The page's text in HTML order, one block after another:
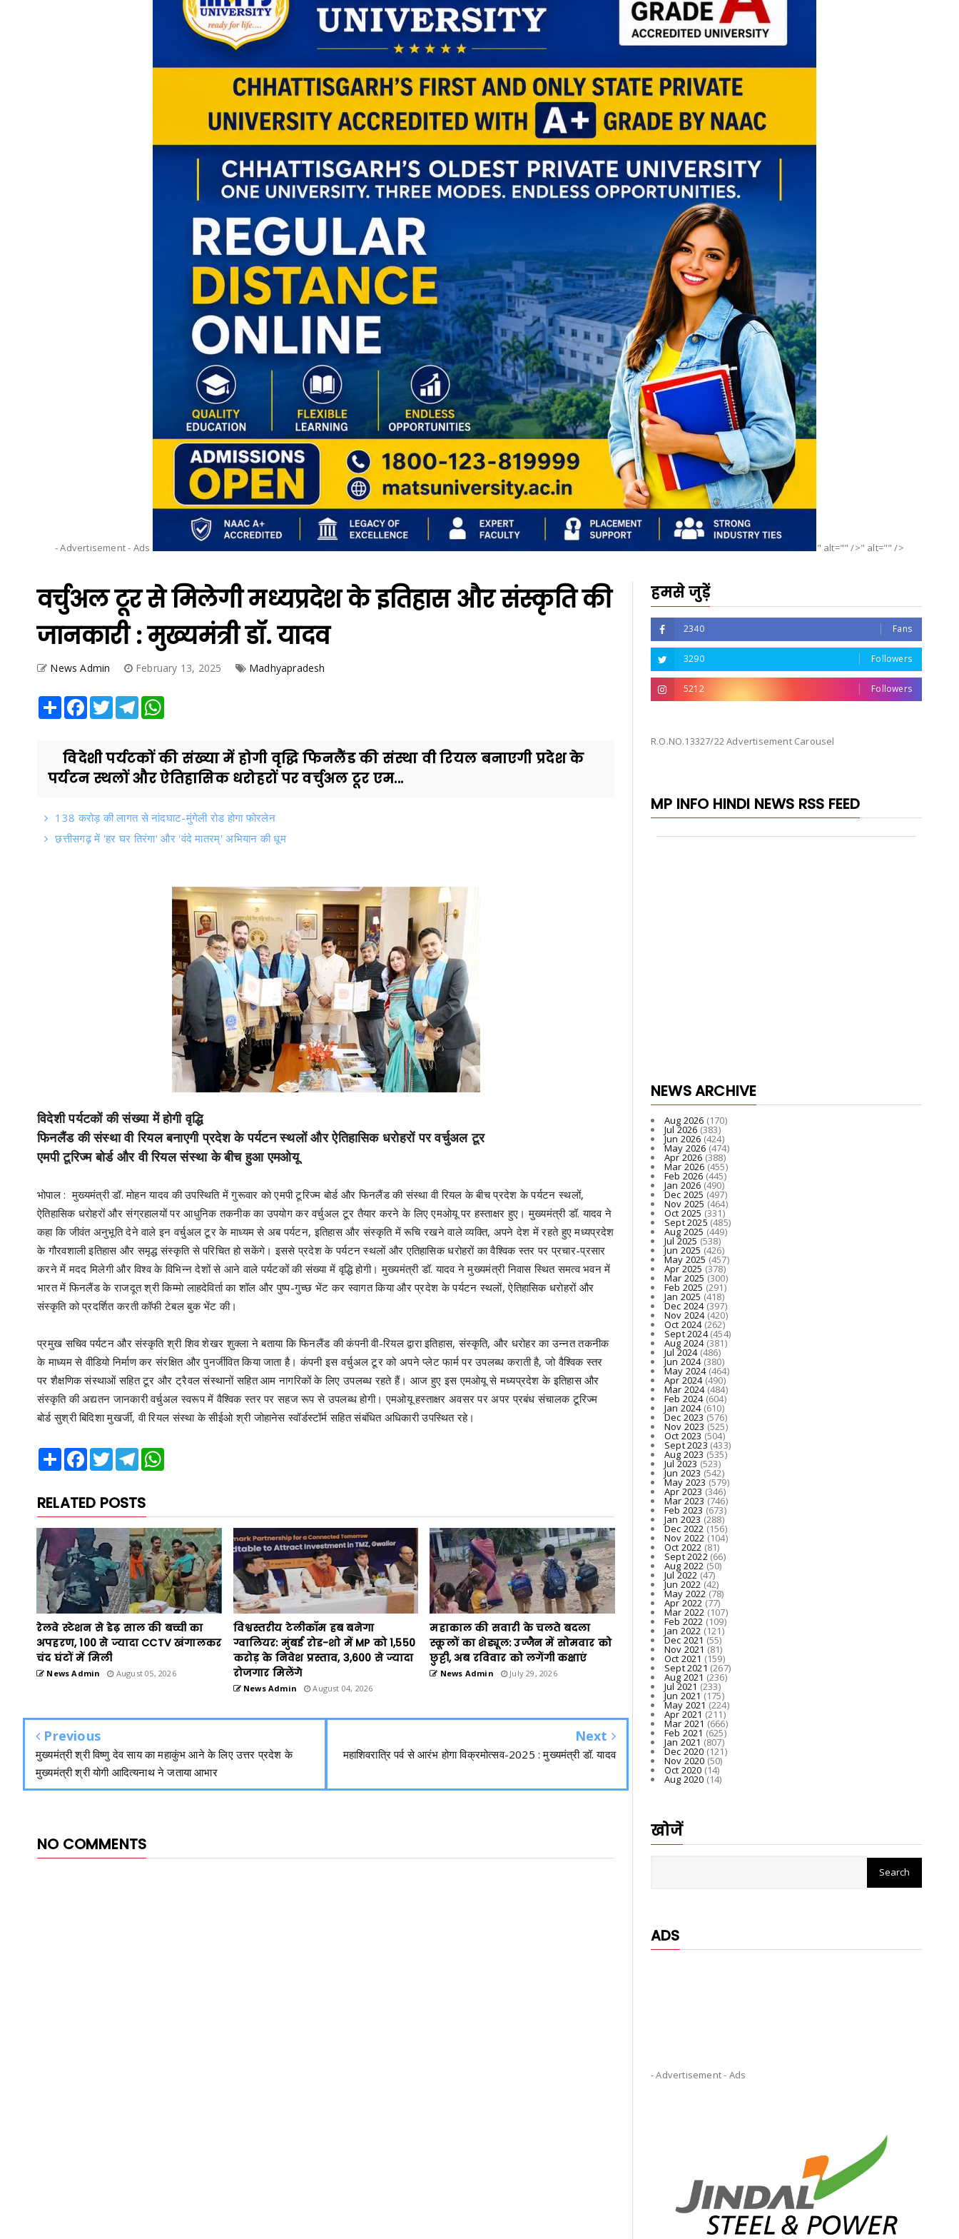
- Advertisement - Ads " alt="" />" alt="" />
वर्चुअल टूर से मिलेगी मध्यप्रदेश के इतिहास और संस्कृति की
जानकारी : मुख्यमंत्री डॉ. यादव
News Admin February 13, 2025 Madhyapradesh
Share Facebook
TwitterTelegram
विदेशी पर्यटकों की संख्या में होगी वृद्धि फिनलैंड की संस्था वी रियल बनाएगी प्रदेश के
पर्यटन स्थलों और ऐतिहासिक धरोहरों पर वर्चुअल टूर एम...
138 करोड़ की लागत से नांदघाट-मुंगेली रोड होगा फोरलेन
छत्तीसगढ़ में 'हर घर तिरंगा' और 'वंदे मातरम्' अभियान की धूम
विदेशी पर्यटकों की संख्या में होगी वृद्धि
फिनलैंड की संस्था वी रियल बनाएगी प्रदेश के पर्यटन स्थलों और ऐतिहासिक धरोहरों पर वर्चुअल टूर
एमपी टूरिज्म बोर्ड और वी रियल संस्था के बीच हुआ एमओयू
भोपाल : मुख्यमंत्री डॉ. मोहन यादव की उपस्थिति में गुरूवार को एमपी टूरिज्म बोर्ड और फिनलैंड की संस्था वी रियल के बीच प्रदेश के पर्यटन स्थलों,
ऐतिहासिक धरोहरों और संग्रहालयों पर आधुनिक तकनीक का उपयोग कर वर्चुअल टूर तैयार करने के लिए एमओयू पर हस्ताक्षर हुए। मुख्यमंत्री डॉ. यादव ने
कहा कि जीवंत अनुभूति देने वाले इन वर्चुअल टूर के माध्यम से अब पर्यटन, इतिहास और संस्कृति में रूचि रखने वाले व्यक्ति, अपने देश में रहते हुए मध्यप्रदेश
के गौरवशाली इतिहास और समृद्ध संस्कृति से परिचित हो सकेंगे। इससे प्रदेश के पर्यटन स्थलों और एतिहासिक धरोहरों का वैश्विक स्तर पर प्रचार-प्रसार
करने में मदद मिलेगी और विश्व के विभिन्न देशों से आने वाले पर्यटकों की संख्या में वृद्धि होगी। मुख्यमंत्री डॉ. यादव ने मुख्यमंत्री निवास स्थित समत्व भवन में
भारत में फिनलैंड के राजदूत श्री किम्मो लाहदेविर्ता का शॉल और पुष्प-गुच्छ भेंट कर स्वागत किया और प्रदेश के पर्यटन स्थलों, ऐतिहासिक धरोहरों और
संस्कृति को प्रदर्शित करती कॉफी टेबल बुक भेंट की।
प्रमुख सचिव पर्यटन और संस्कृति श्री शिव शेखर शुक्ला ने बताया कि फिनलैंड की कंपनी वी-रियल द्वारा इतिहास, संस्कृति, और धरोहर का उन्नत तकनीक
के माध्यम से वीडियो निर्माण कर संरक्षित और पुनर्जीवित किया जाता है। कंपनी इस वर्चुअल टूर को अपने प्लेट फार्म पर उपलब्ध कराती है, जो वैश्विक स्तर
पर शैक्षणिक संस्थाओं सहित टूर और ट्रैवल संस्थानों सहित आम नागरिकों के लिए उपलब्ध रहते हैं। आज हुए इस एमओयू से मध्यप्रदेश के इतिहास और
संस्कृति की अद्यतन जानकारी वर्चुअल स्वरूप में वैश्विक स्तर पर सहज रूप से उपलब्ध होगी। एमओयू हस्ताक्षर अवसर पर अपर प्रबंध संचालक टूरिज्म
बोर्ड सुश्री बिदिशा मुखर्जी, वी रियल संस्था के सीईओ श्री जोहानेस स्वॉर्डस्टॉर्म सहित संबंधित अधिकारी उपस्थित रहे।
Share Facebook
TwitterTelegram
RELATED POSTS
रेलवे स्टेशन से डेढ़ साल की बच्ची का
अपहरण, 100 से ज्यादा CCTV खंगालकर
चंद घंटों में मिली
News Admin August 05, 2026
विश्वस्तरीय टेलीकॉम हब बनेगा
ग्वालियर: मुंबई रोड-शो में MP को 1,550
करोड़ के निवेश प्रस्ताव, 3,600 से ज्यादा
रोजगार मिलेंगे
News Admin August 04, 2026
महाकाल की सवारी के चलते बदला
स्कूलों का शेड्यूल: उज्जैन में सोमवार को
छुट्टी, अब रविवार को लगेंगी कक्षाएं
News Admin July 29, 2026
Previous
मुख्यमंत्री श्री विष्णु देव साय का महाकुंभ आने के लिए उत्तर प्रदेश के
मुख्यमंत्री श्री योगी आदित्यनाथ ने जताया आभार
Next
महाशिवरात्रि पर्व से आरंभ होगा विक्रमोत्सव-2025 : मुख्यमंत्री डॉ. यादव
NO COMMENTS
हमसे जुड़ें
2340 Fans
3290 Followers
5212 Followers
R.O.NO.13327/22 Advertisement Carousel
MP INFO HINDI NEWS RSS FEED
NEWS ARCHIVE
Aug 2026 (170)
Jul 2026 (383)
Jun 2026(424)
May 2026(474)
Apr 2026 (388)
Mar 2026(455)
Feb 2026 (445)
Jan 2026 (490)
Dec 2025(497)
Nov 2025 (464)
Oct 2025 (331)
Sept 2025 (485)
Aug 2025 (449)
Jul 2025 (538)
Jun 2025(426)
May 2025(457)
Apr 2025 (378)
Mar 2025 (300)
Feb 2025 (291)
Jan 2025 (418)
Dec 2024(397)
Nov 2024(420)
Oct 2024(262)
Sept 2024(454)
Aug 2024(381)
Jul 2024(486)
Jun 2024(380)
May 2024(464)
Apr 2024(490)
Mar 2024(484)
Feb 2024(604)
Jan 2024(610)
Dec 2023(576)
Nov 2023 (525)
Oct 2023 (504)
Sept 2023 (433)
Aug 2023 (535)
Jul 2023 (523)
Jun 2023(542)
May 2023(579)
Apr 2023 (346)
Mar 2023 (746)
Feb 2023 (673)
Jan 2023 (288)
Dec 2022(156)
Nov 2022 (104)
Oct 2022 (81)
Sept 2022(66)
Aug 2022 (50)
Jul 2022 (47)
Jun 2022(42)
May 2022(78)
Apr 2022 (77)
Mar 2022(107)
Feb 2022 (109)
Jan 2022 (121)
Dec 2021 (55)
Nov 2021 (81)
Oct 2021 (159)
Sept 2021 (267)
Aug 2021 (236)
Jul 2021 (233)
Jun 2021(175)
May 2021(224)
Apr 2021 (211)
Mar 2021 (666)
Feb 2021 (625)
Jan 2021 (807)
Dec 2020(121)
Nov 2020 (50)
Oct 2020 (14)
Aug 2020(14)
खोजें
ADS
- Advertisement - Ads